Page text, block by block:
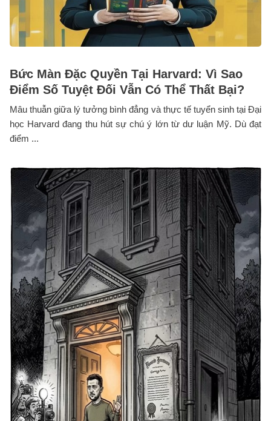
Bức Màn Đặc Quyền Tại Harvard: Vì Sao
Điểm Số Tuyệt Đối Vẫn Có Thể Thất Bại?
Mâu thuẫn giữa lý tưởng bình đẳng và thực tế tuyển sinh tại Đại
học Harvard đang thu hút sự chú ý lớn từ dư luận Mỹ. Dù đạt
điểm ...